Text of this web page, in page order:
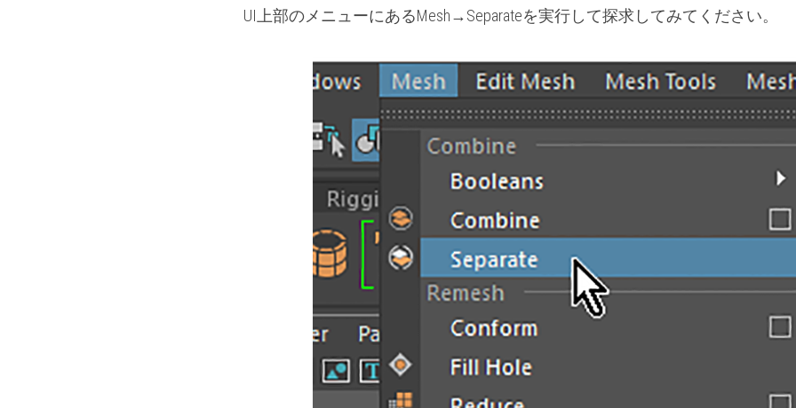
UI上部のメニューにあるMesh→Separateを実行して探求してみてください。